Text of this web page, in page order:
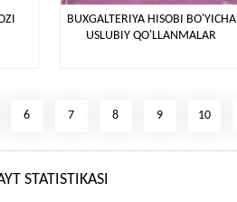
STATISTIKASI
BUXGALTERIYA HISOBI BO'YICHA
USLUBIY QO'LLANMALAR
6 7 8 9 10